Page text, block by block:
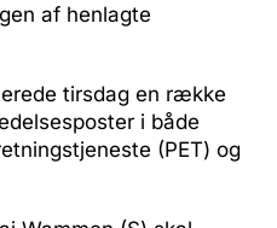
af henlagte
tirsdag en række
i både
(PET) og